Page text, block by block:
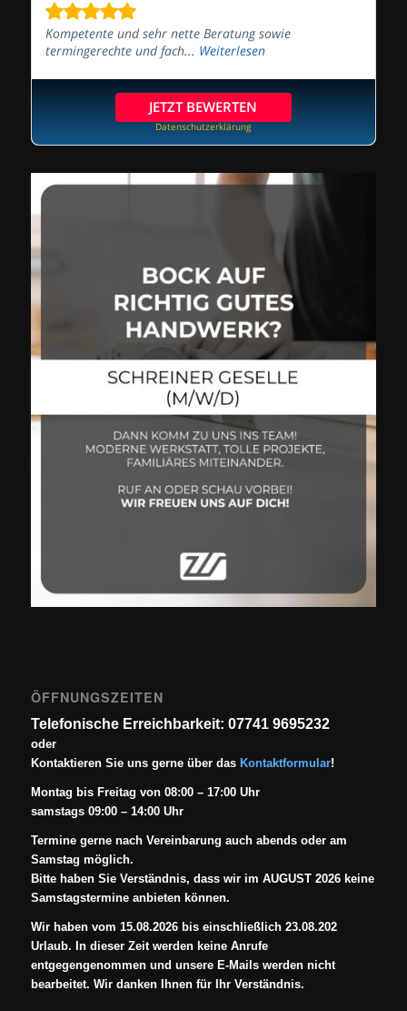
Kompetente und sehr nette Beratung sowie
termingerechte und fach... Weiterlesen
JETZT BEWERTEN
Datenschutzerklärung
ÖFFNUNGSZEITEN
Telefonische Erreichbarkeit: 07741 9695232
oder
Kontaktieren Sie uns gerne über das Kontaktformular!
Montag bis Freitag von 08:00 – 17:00 Uhr
samstags 09:00 – 14:00 Uhr
Termine gerne nach Vereinbarung auch abends oder am
Samstag möglich.
Bitte haben Sie Verständnis, dass wir im AUGUST 2026 keine
Samstagstermine anbieten können.
Wir haben vom 15.08.2026 bis einschließlich 23.08.202
Urlaub. In dieser Zeit werden keine Anrufe
entgegengenommen und unsere E-Mails werden nicht
bearbeitet. Wir danken Ihnen für Ihr Verständnis.